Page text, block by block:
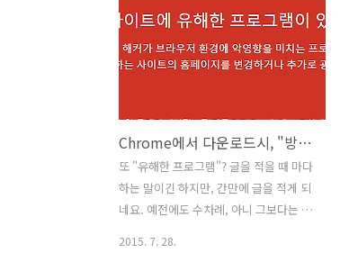
Chrome에서 다운로드시, "방문하려는 사이트에 유해한 프로그램이 있습니다" 경고 메시지
또 "유해한 프로그램"? 글을 적을 때 마다
하는 말이긴 하지만, 간만에 글을 적게 되
네요. 예전에도 수차례, 아니 그보다는 더
2015. 7. 28.